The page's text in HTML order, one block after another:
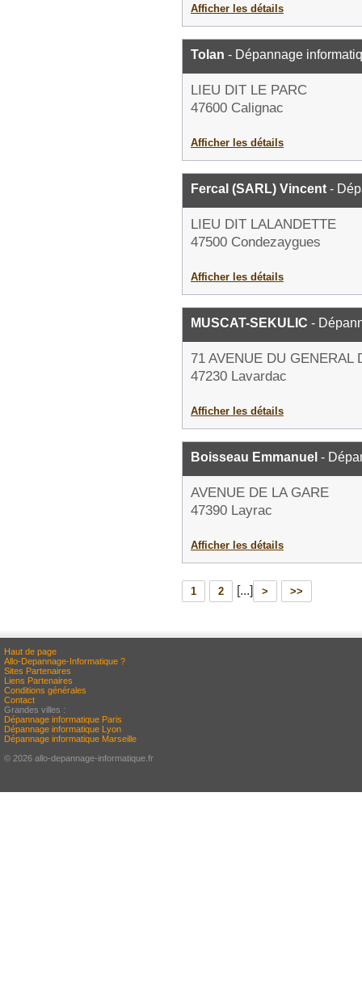
Afficher les détails
Tolan - Dépannage
LIEU DIT LE PARC
47600 Calignac
Afficher les détails
Fercal (SARL) Vincent -
LIEU DIT LALANDETTE
47500 Condezaygues
Afficher les détails
MUSCAT-SEKULIC -
71 AVENUE DU GENERAL
47230 Lavardac
Afficher les détails
Boisseau Emmanuel -
AVENUE DE LA GARE
47390 Layrac
Afficher les détails
1 2 [...] > >>
Haut de page
Allo-Depannage-Informatique ?
Sites Partenaires
Liens Partenaires
Conditions générales
Contact
Grandes villes :
Dépannage informatique Paris
Dépannage informatique Lyon
Dépannage informatique Marseille
© 2026 allo-depannage-informatique.fr